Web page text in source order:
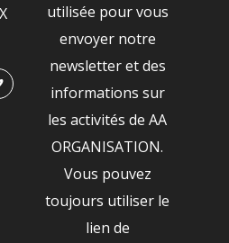
utilisée pour vous
envoyer notre
newsletter et des
informations sur
les activités de AA
ORGANISATION.
Vous pouvez
toujours utiliser le
lien de